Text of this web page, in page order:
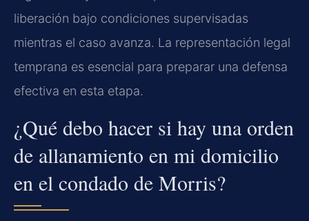
liberación bajo condiciones supervisadas
mientras el caso avanza. La representación legal
temprana es esencial para preparar una defensa
efectiva en esta etapa.
¿Qué debo hacer si hay una orden
de allanamiento en mi domicilio
en el condado de Morris?